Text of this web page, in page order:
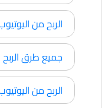
الربح من
جميع طرق
الربح من